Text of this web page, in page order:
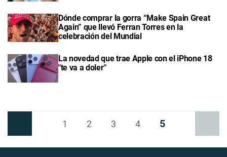
Dónde comprar la gorra “Make Spain Great
Again” que llevó Ferran Torres en la
celebración del Mundial
La novedad que trae Apple con el iPhone 18
"te va a doler"
1 2 3 4 5